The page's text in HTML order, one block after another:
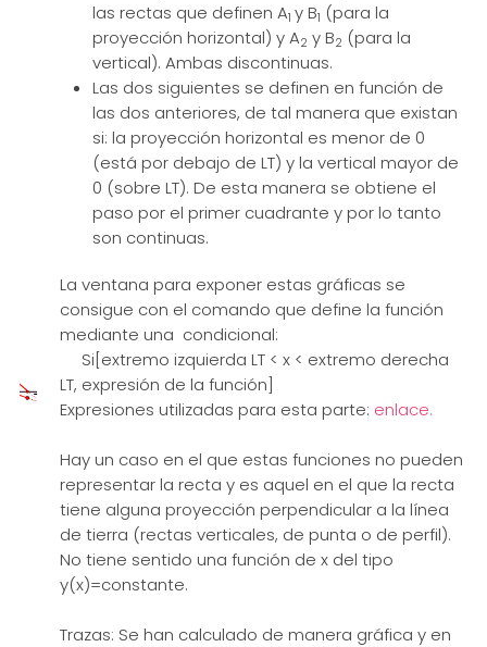
las rectas que definen A1 y B1 (para la
proyección horizontal) y A2 y B2 (para la
vertical). Ambas discontinuas.
Las dos siguientes se definen en función de
las dos anteriores, de tal manera que existan
si: la proyección horizontal es menor de 0
(está por debajo de LT) y la vertical mayor de
0 (sobre LT). De esta manera se obtiene el
paso por el primer cuadrante y por lo tanto
son continuas.
La ventana para exponer estas gráficas se
consigue con el comando que define la función
mediante una condicional:
Si[extremo izquierda LT < x < extremo derecha
LT, expresión de la función]
Expresiones utilizadas para esta parte: enlace.
Hay un caso en el que estas funciones no pueden
representar la recta y es aquel en el que la recta
tiene alguna proyección perpendicular a la línea
de tierra (rectas verticales, de punta o de perfil).
No tiene sentido una función de x del tipo
y(x)=constante.
Trazas: Se han calculado de manera gráfica y en